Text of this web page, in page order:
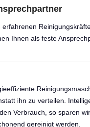
Ihnen als feste
ihn zu verteilen.
Verbrauch, so sparen
gereinigt werden.